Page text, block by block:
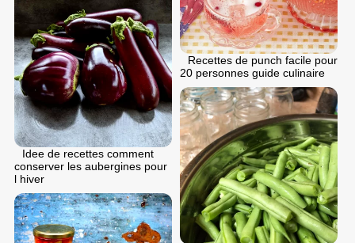
Recettes de punch facile pour
20 personnes guide culinaire
Idee de recettes comment
conserver les aubergines pour
l hiver